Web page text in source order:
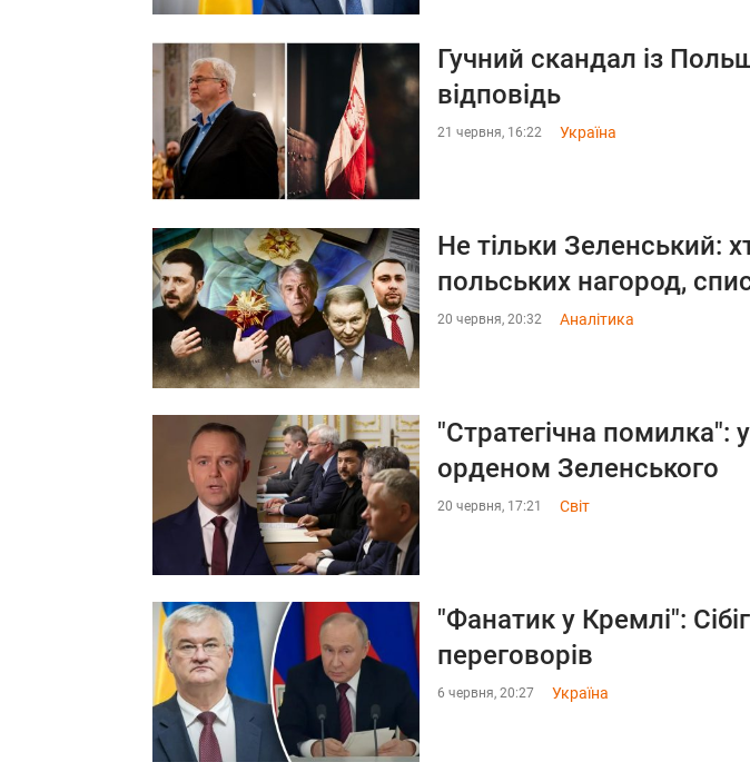
Гучний скандал із
відповідь
21 червня, 16:22 Україна
Не тільки Зеленський:
польських нагород,
20 червня, 20:32 Аналітика
"Стратегічна помилка":
орденом Зеленського
20 червня, 17:21 Світ
"Фанатик у Кремлі":
переговорів
6 червня, 20:27 Україна